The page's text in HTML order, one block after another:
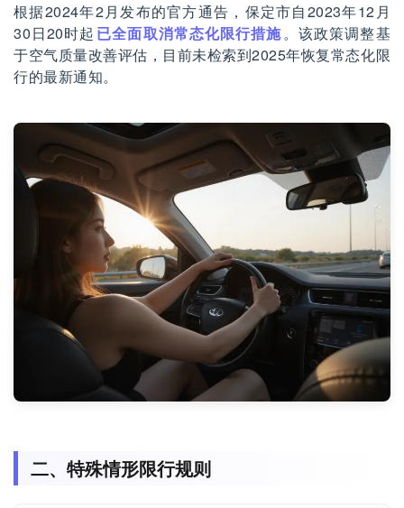
根据2024年2月发布的官方通告，保定市自2023年12月
30日20时起 已全面取消常态化限行措施。该政策调整基
于空气质量改善评估，目前未检索到2025年恢复常态化限
行的最新通知。
二、特殊情形限行规则